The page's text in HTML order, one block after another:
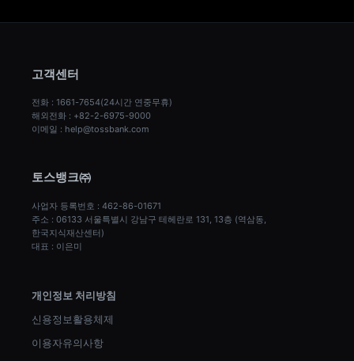
고객센터
전화 : 1661-7654(24시간 연중무휴)
해외전화 : +82-2-6975-9000
이메일 : help@tossbank.com
토스뱅크㈜
사업자 등록번호 : 462-86-01671
주소 : 06133 서울특별시 강남구 테헤란로 131, 13층 (역삼동,
한국지식재산센터)
대표 : 이은미
개인정보 처리방침
신용정보활용체제
이용자유의사항